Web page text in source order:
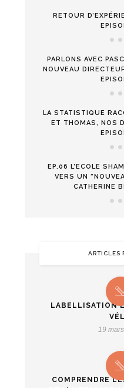
RETOUR
PARLONS AVEC
NOUVEAU
LA STATISTIQUE
ET THOMAS, NOS
EP.06 L’ECOLE
VERS UN
CATHERINE
ARTICLES
LABELLISATION
19
COMPRENDRE